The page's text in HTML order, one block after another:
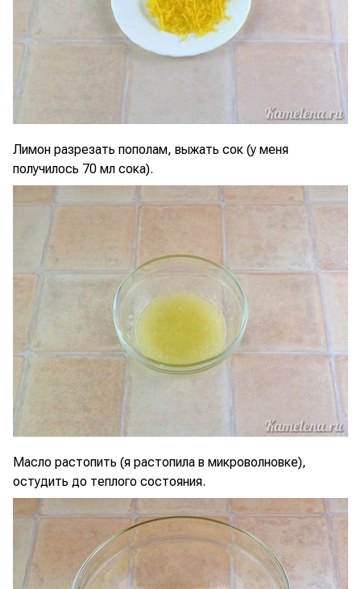
Лимон разрезать пополам, выжать сок (у меня
получилось 70 мл сока).
Масло растопить (я растопила в микроволновке),
остудить до теплого состояния.